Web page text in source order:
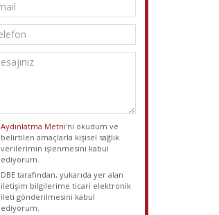
Aydınlatma Metni’ni okudum ve
belirtilen amaçlarla kişisel sağlık
verilerimin işlenmesini kabul
ediyorum.
DBE tarafından, yukarıda yer alan
iletişim bilgilerime ticari elektronik
ileti gönderilmesini kabul
ediyorum.